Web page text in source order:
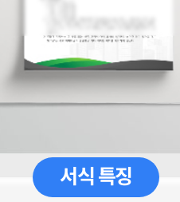
서식 특징